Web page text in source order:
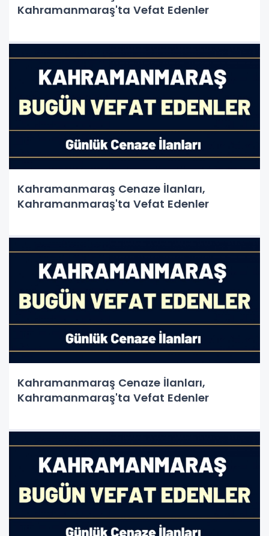
Kahramanmaraş'ta Vefat Edenler
Kahramanmaraş Cenaze İlanları,
Kahramanmaraş'ta Vefat Edenler
Kahramanmaraş Cenaze İlanları,
Kahramanmaraş'ta Vefat Edenler